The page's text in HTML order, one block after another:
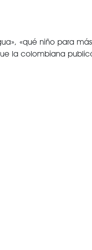
«qué niño para
la colombiana